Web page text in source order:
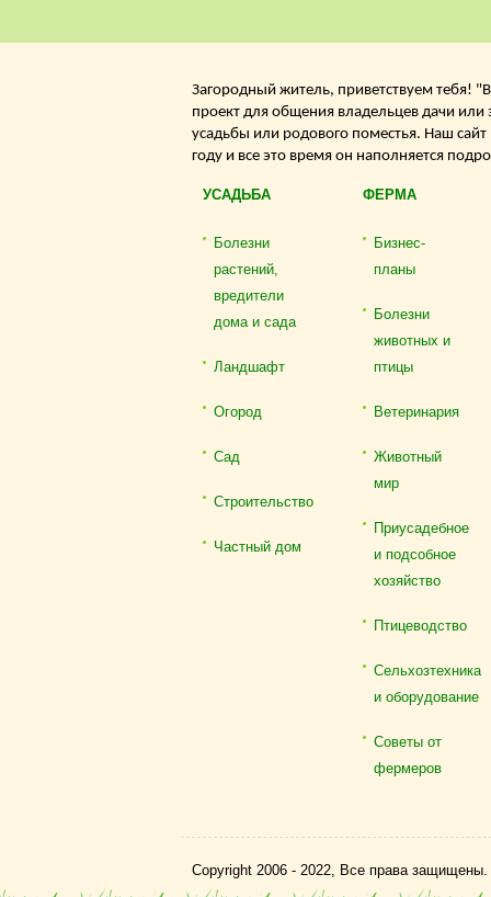
Загородный житель, приветствуем тебя!
проект для общения владельцев дачи или
усадьбы или родового поместья. Наш
году и все это время он наполняется
УСАДЬБА
Болезни
растений,
вредители
дома и сада
Ландшафт
Огород
Сад
Строительство
Частный дом
ФЕРМА
Бизнес-
планы
Болезни
животных и
птицы
Ветеринария
Животный
мир
Приусадебное
и подсобное
хозяйство
Птицеводство
Сельхозтехника
и оборудование
Советы от
фермеров
Copyright 2006 - 2022, Все права защищены.